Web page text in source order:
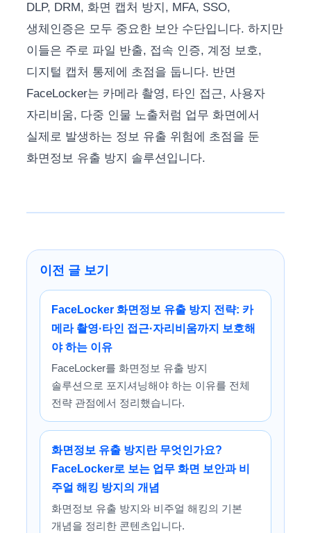
DLP, DRM, 화면 캡처 방지, MFA, SSO,
생체인증은 모두 중요한 보안 수단입니다. 하지만
이들은 주로 파일 반출, 접속 인증, 계정 보호,
디지털 캡처 통제에 초점을 둡니다. 반면
FaceLocker는 카메라 촬영, 타인 접근, 사용자
자리비움, 다중 인물 노출처럼 업무 화면에서
실제로 발생하는 정보 유출 위험에 초점을 둔
화면정보 유출 방지 솔루션입니다.
이전 글 보기
FaceLocker 화면정보 유출 방지 전략: 카
메라 촬영·타인 접근·자리비움까지 보호해
야 하는 이유
FaceLocker를 화면정보 유출 방지
솔루션으로 포지셔닝해야 하는 이유를 전체
전략 관점에서 정리했습니다.
화면정보 유출 방지란 무엇인가요?
FaceLocker로 보는 업무 화면 보안과 비
주얼 해킹 방지의 개념
화면정보 유출 방지와 비주얼 해킹의 기본
개념을 정리한 콘텐츠입니다.